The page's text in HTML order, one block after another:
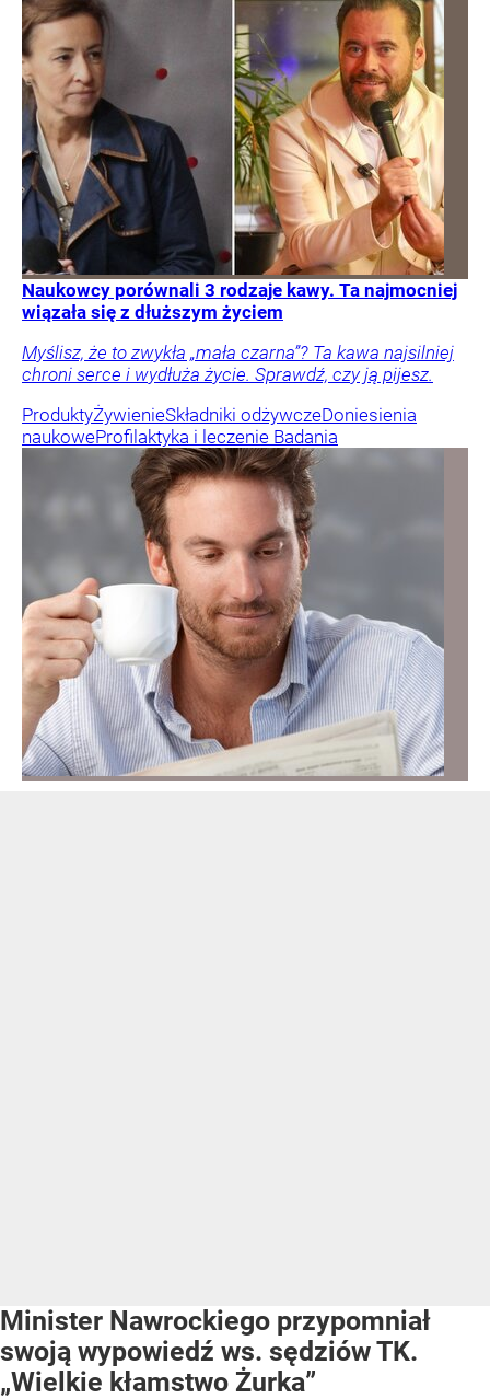
Naukowcy porównali 3 rodzaje kawy. Ta najmocniej
wiązała się z dłuższym życiem
Myślisz, że to zwykła „mała czarna”? Ta kawa najsilniej
chroni serce i wydłuża życie. Sprawdź, czy ją pijesz.
ProduktyŻywienieSkładniki odżywczeDoniesienia
naukoweProfilaktyka i leczenie Badania
Minister Nawrockiego przypomniał
swoją wypowiedź ws. sędziów TK.
„Wielkie kłamstwo Żurka”